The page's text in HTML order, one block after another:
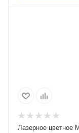
Лазерное цветное